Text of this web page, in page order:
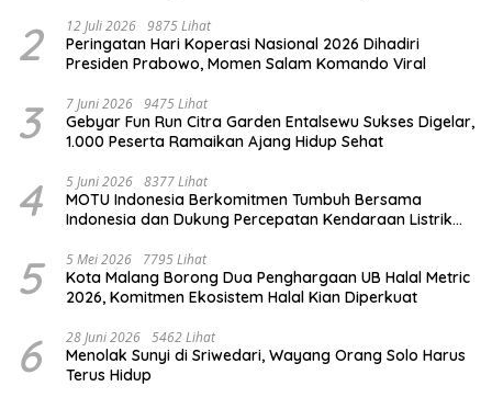
2 12 Juli 2026 9875 Lihat
Peringatan Hari Koperasi Nasional 2026 Dihadiri
Presiden Prabowo, Momen Salam Komando Viral
3 7 Juni 2026 9475 Lihat
Gebyar Fun Run Citra Garden Entalsewu Sukses Digelar,
1.000 Peserta Ramaikan Ajang Hidup Sehat
4 5 Juni 2026 8377 Lihat
MOTU Indonesia Berkomitmen Tumbuh Bersama
Indonesia dan Dukung Percepatan Kendaraan Listrik
5 5 Mei 2026 7795 Lihat
Kota Malang Borong Dua Penghargaan UB Halal Metric
2026, Komitmen Ekosistem Halal Kian Diperkuat
6 28 Juni 2026 5462 Lihat
Menolak Sunyi di Sriwedari, Wayang Orang Solo Harus
Terus Hidup